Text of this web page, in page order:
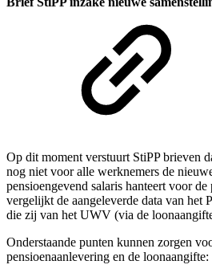
Op dit moment verstuurt StiPP brieven
nog niet voor alle werknemers de
pensioengevend salaris hanteert voor
vergelijkt de aangeleverde data van het
die zij van het UWV (via de
Onderstaande punten kunnen zorgen
pensioenaanlevering en de loonaangifte: